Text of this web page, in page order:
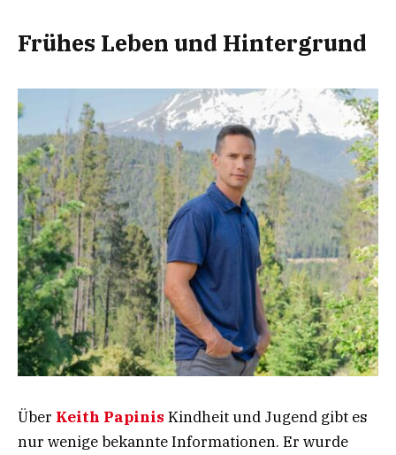
Frühes Leben und Hintergrund
Über Keith Papinis Kindheit und Jugend gibt es
nur wenige bekannte Informationen. Er wurde